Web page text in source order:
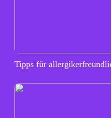
Tipps für